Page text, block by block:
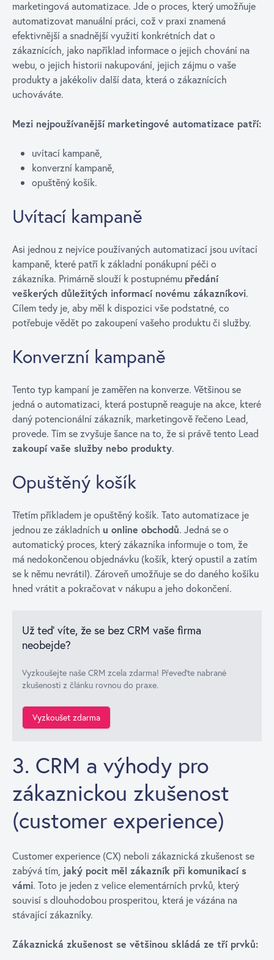
marketingová automatizace. Jde o proces, který umožňuje
automatizovat manuální práci, což v praxi znamená
efektivnější a snadnější využití konkrétních dat o
zákaznících, jako například informace o jejich chování na
webu, o jejich historii nakupování, jejich zájmu o vaše
produkty a jakékoliv další data, která o zákaznících
uchováváte.
Mezi nejpoužívanější marketingové automatizace patří:
uvítací kampaně,
konverzní kampaně,
opuštěný košík.
Uvítací kampaně
Asi jednou z nejvíce používaných automatizací jsou uvítací
kampaně, které patří k základní ponákupní péči o
zákazníka. Primárně slouží k postupnému předání
veškerých důležitých informací novému zákazníkovi.
Cílem tedy je, aby měl k dispozici vše podstatné, co
potřebuje vědět po zakoupení vašeho produktu či služby.
Konverzní kampaně
Tento typ kampaní je zaměřen na konverze. Většinou se
jedná o automatizaci, která postupně reaguje na akce, které
daný potencionální zákazník, marketingově řečeno Lead,
provede. Tím se zvyšuje šance na to, že si právě tento Lead
zakoupí vaše služby nebo produkty.
Opuštěný košík
Třetím příkladem je opuštěný košík. Tato automatizace je
jednou ze základních u online obchodů. Jedná se o
automatický proces, který zákazníka informuje o tom, že
má nedokončenou objednávku (košík, který opustil a zatím
se k němu nevrátil). Zároveň umožňuje se do daného košíku
hned vrátit a pokračovat v nákupu a jeho dokončení.
Už teď víte, že se bez CRM vaše firma
neobejde?
Vyzkoušejte naše CRM zcela zdarma! Převeďte nabrané
zkušenosti z článku rovnou do praxe.
Vyzkoušet zdarma
3. CRM a výhody pro
zákaznickou zkušenost
(customer experience)
Customer experience (CX) neboli zákaznická zkušenost se
zabývá tím, jaký pocit měl zákazník při komunikací s
vámi. Toto je jeden z velice elementárních prvků, který
souvisí s dlouhodobou prosperitou, která je vázána na
stávající zákazníky.
Zákaznická zkušenost se většinou skládá ze tří prvků: